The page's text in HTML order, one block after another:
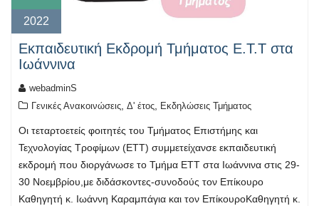
2022
Εκπαιδευτική Εκδρομή Τμήματος Ε.Τ.Τ στα
Ιωάννινα
webadminS
Γενικές Ανακοινώσεις Δ' έτος Εκδηλώσεις Τμήματος
Οι τεταρτοετείς φοιτητές του Τμήματος Επιστήμης και
Τεχνολογίας Τροφίμων (ΕΤΤ) συμμετείχανσε εκπαιδευτική
εκδρομή που διοργάνωσε το Τμήμα ΕΤΤ στα Ιωάννινα στις 29-
30 Νοεμβρίου,με διδάσκοντες-συνοδούς τον Επίκουρο
Καθηγητή κ. Ιωάννη Καραμπάγια και τον ΕπίκουροΚαθηγητή κ.